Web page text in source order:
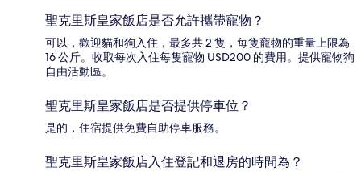
聖克里斯皇家飯店是否允許攜帶寵物？
可以，歡迎貓和狗入住，最多共 2 隻，每隻寵物的重量上限為
16 公斤。收取每次入住每隻寵物 USD200 的費用。提供寵物狗
自由活動區。
聖克里斯皇家飯店是否提供停車位？
是的，住宿提供免費自助停車服務。
聖克里斯皇家飯店入住登記和退房的時間為？